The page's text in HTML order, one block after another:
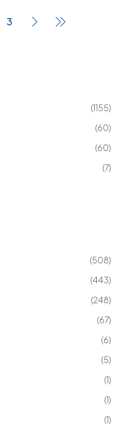
3
(1155)
(60)
(60)
(7)
(508)
(443)
(248)
(67)
(6)
(5)
(1)
(1)
(1)